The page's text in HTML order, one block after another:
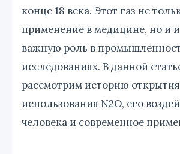
конце 18 века. Этот газ не
применение в медицине, но и
важную роль в
исследованиях. В данной
рассмотрим историю
использования N2O, его
человека и современное